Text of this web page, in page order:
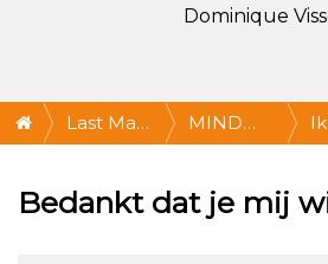
Dominique
Last Man
MIND
Standing:
Bedankt dat je mij